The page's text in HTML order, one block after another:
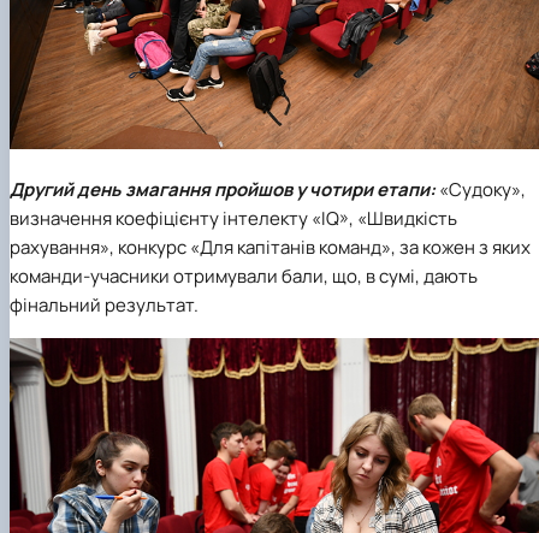
Другий день змагання пройшов у чотири етапи:«Судоку»,
визначення коефіцієнту інтелекту «IQ», «Швидкість
рахування», конкурс «Для капітанів команд», за кожен з яких
команди-учасники отримували бали, що, в сумі, дають
фінальний результат.